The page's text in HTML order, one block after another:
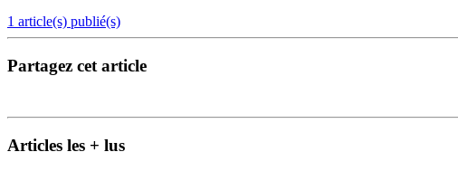
1 article(s) publié(s)
Partagez cet article
Articles les + lus